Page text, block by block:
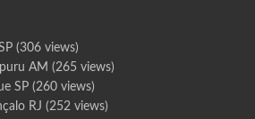
(306 views)
AM (265 views)
SP(260 views)
RJ (252 views)